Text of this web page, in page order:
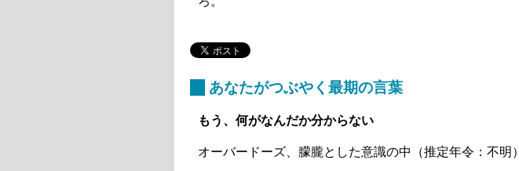
あなたがつぶやく最期の言葉
もう、何がなんだか分からない
オーバードーズ、朦朧とした意識の中（推定年令：不明）